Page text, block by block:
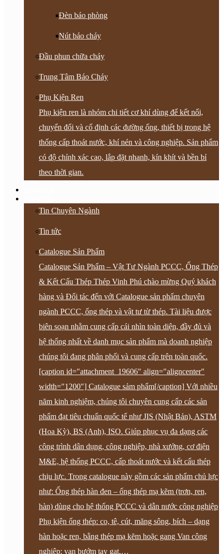
Đèn báo phòng
Nút báo cháy
Đầu phun chữa cháy
Trung Tâm Báo Cháy
Phụ Kiện Ren
Phụ kiện ren là nhóm chi tiết cơ khí dùng để kết nối,
chuyển đổi và cố định các đường ống, thiết bị trong hệ
thống cấp thoát nước, khí nén và công nghiệp. Sản phẩm
có độ chính xác cao, lắp đặt nhanh, kín khít và bền bỉ
theo thời gian.
Tin Chuyên Ngành
Tin tức
Catalogue Sản Phẩm
Catalogue Sản Phẩm – Vật Tư Ngành PCCC, Ống Thép
& Kết Cấu Thép Thép Vinh Phú chào mừng Quý khách
hàng và Đối tác đến với Catalogue sản phẩm chuyên
ngành PCCC, ống thép và vật tư từ thép. Tài liệu được
biên soạn nhằm cung cấp cái nhìn toàn diện, đầy đủ và
hệ thống nhất về danh mục sản phẩm mà doanh nghiệp
chúng tôi đang phân phối và cung cấp trên toàn quốc.
[caption id="attachment_19606" align="aligncenter"
width="1200"] Catalogue sảm phẩm[/caption] Với nhiều
năm kinh nghiệm, chúng tôi chuyên cung cấp các sản
phẩm đạt tiêu chuẩn quốc tế như JIS (Nhật Bản), ASTM
(Hoa Kỳ), BS (Anh), ISO. Giúp phục vụ đa dạng các
công trình dân dụng, công nghiệp, nhà xưởng, cơ điện
M&E, hệ thống PCCC, cấp thoát nước và kết cấu thép
chịu lực. Trong catalogue này gồm các sản phẩm chủ lực
như: Ống thép hàn đen – ống thép mạ kẽm (trơn, ren,
hàn) dùng cho hệ thống PCCC và dẫn nước công nghiệp
Phụ kiện ống thép: co, tê, cút, măng sông, bích – dạng
hàn hoặc ren, bằng thép mạ kẽm hoặc gang Van công
nghiệp: van bướm tay gạt,…